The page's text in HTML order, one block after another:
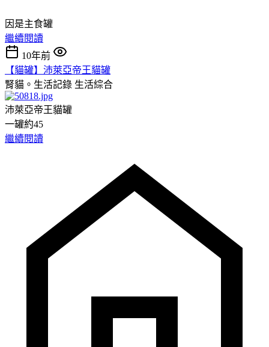
因是主食罐
繼續閱讀
10年前
【貓罐】沛萊亞帝王貓罐
腎貓。生活記錄 生活綜合
沛萊亞帝王貓罐
一罐約45
繼續閱讀